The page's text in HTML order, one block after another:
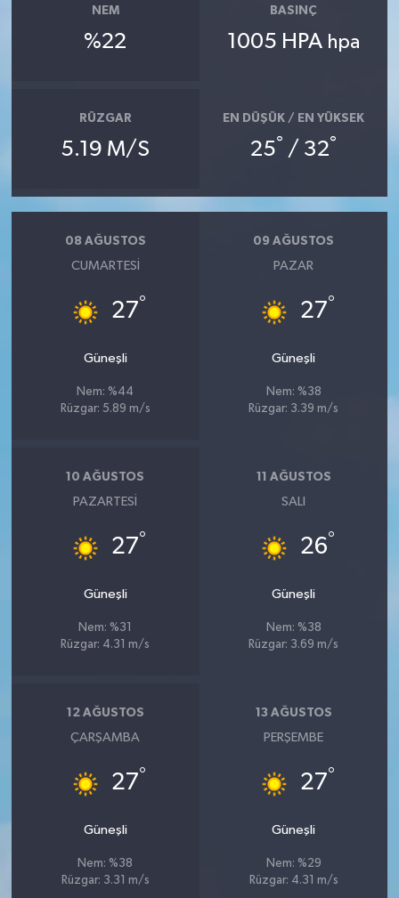
NEM
%22
BASINÇ
1005 HPA hpa
RÜZGAR
5.19 M/S
EN DÜŞÜK / EN YÜKSEK
25° / 32°
08 AĞUSTOS
CUMARTESI
27°
Güneşli
Nem: %44
Rüzgar: 5.89 m/s
09 AĞUSTOS
PAZAR
27°
Güneşli
Nem: %38
Rüzgar: 3.39 m/s
10 AĞUSTOS
PAZARTESI
27°
Güneşli
Nem: %31
Rüzgar: 4.31 m/s
11 AĞUSTOS
SALI
26°
Güneşli
Nem: %38
Rüzgar: 3.69 m/s
12 AĞUSTOS
ÇARŞAMBA
27°
Güneşli
Nem: %38
Rüzgar: 3.31 m/s
13 AĞUSTOS
PERŞEMBE
27°
Güneşli
Nem: %29
Rüzgar: 4.31 m/s